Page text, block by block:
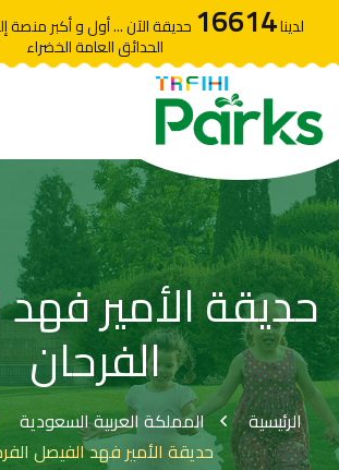
لدينا16614 حديقة الآن ... أول و أكبر منصة
الحدائق العامة الخضراء
حديقة الأمير
الفرحان
الرئيسية المملكة العربية السعودية
حديقة الأمير فهد الفيصل